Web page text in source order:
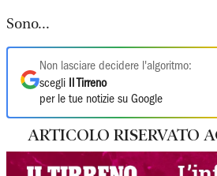
Sono...
Non lasciare decidere l'algoritmo:
scegli
Il Tirreno
per le tue notizie su Google
ARTICOLO RISERVATO